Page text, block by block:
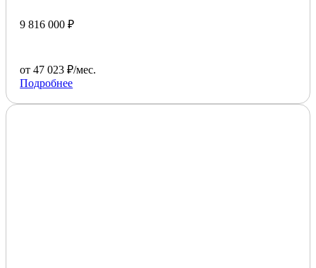
9 816 000 ₽
от 47 023 ₽/мес.
Подробнее